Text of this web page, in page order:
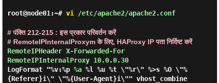
root@node01:~# vi /etc/apache2/apache2.conf
# पंक्ति 212-215 : इस प्रकार परिवर्तन करें
# RemoteIPInternalProxym के लिए, HAProxy IP पता निर्दिष्ट करें
RemoteIPHeader X-Forwarded-For
RemoteIPInternalProxy 10.0.0.30
LogFormat "%v:%p %a %l %u %t \"%r\" %>s %O \"%
{Referer}i\" \"%{User-Agent}i\"" vhost_combine